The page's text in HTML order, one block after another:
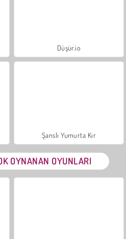
Düşür.io
Şanslı Yumurta Kır
OYNANAN OYUNLARI